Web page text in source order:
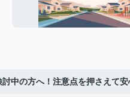
中の方へ！注意点を押さえて